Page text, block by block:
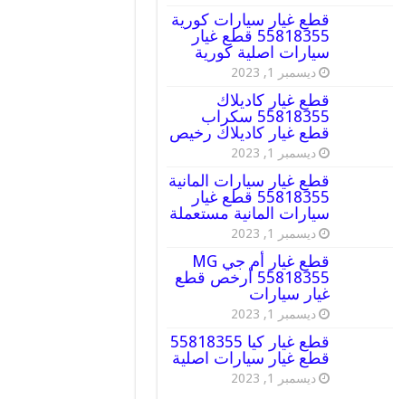
قطع غيار سيارات كورية
55818355 قطع غيار
سيارات اصلية كورية
ديسمبر 1, 2023
قطع غيار كاديلاك
55818355 سكراب
قطع غيار كاديلاك رخيص
ديسمبر 1, 2023
قطع غيار سيارات المانية
55818355 قطع غيار
سيارات المانية مستعملة
ديسمبر 1, 2023
قطع غيار أم جي MG
55818355 أرخص قطع
غيار سيارات
ديسمبر 1, 2023
قطع غيار كيا 55818355
قطع غيار سيارات اصلية
ديسمبر 1, 2023